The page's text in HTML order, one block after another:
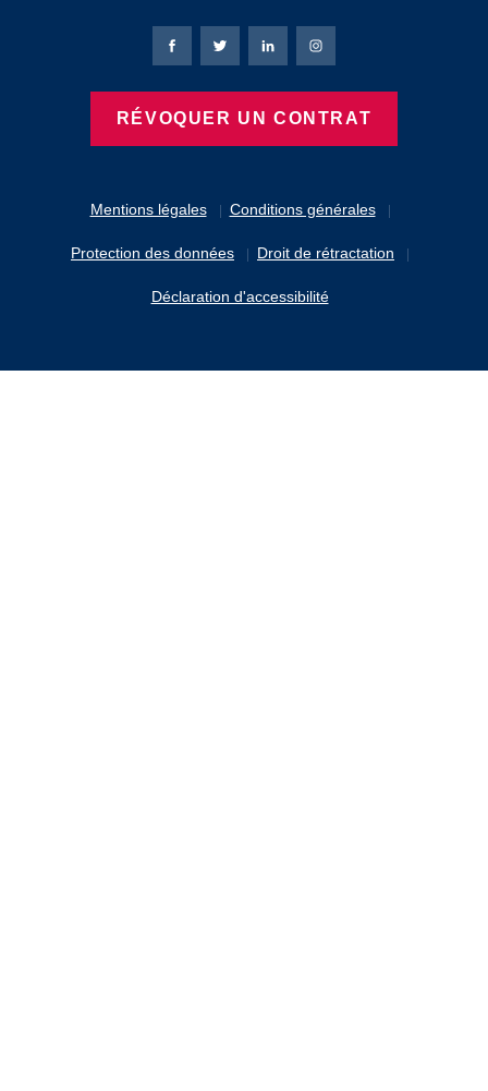
Mentions légales Conditions générales
Protection des données Droit de rétractation
Déclaration d'accessibilité
Page Facebook de Bierbaum-Proenen
Page X de Bierbaum-Proenen
Page LinkedIn de
Page Instagram de
RÉVOQUER UN CONTRAT